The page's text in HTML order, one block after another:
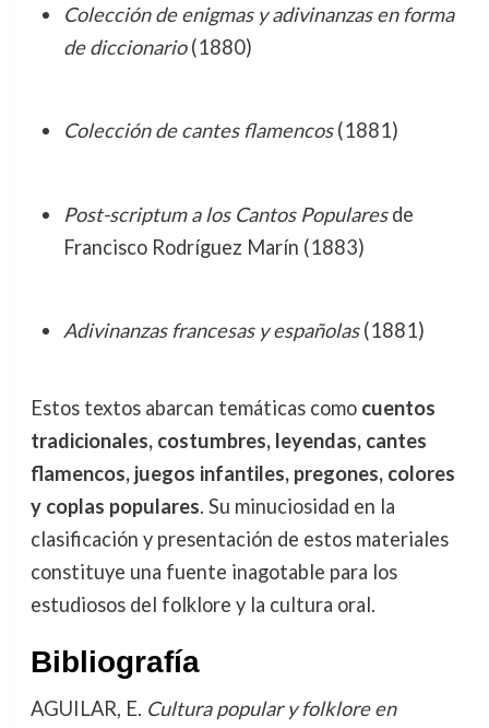
Colección de enigmas y adivinanzas en forma
de diccionario(1880)
Colección de cantes flamencos(1881)
Post-scriptum a los Cantos Popularesde
Francisco Rodríguez Marín (1883)
Adivinanzas francesas y españolas(1881)
Estos textos abarcan temáticas como cuentos
tradicionales, costumbres, leyendas, cantes
flamencos, juegos infantiles, pregones, colores
y coplas populares. Su minuciosidad en la
clasificación y presentación de estos materiales
constituye una fuente inagotable para los
estudiosos del folklore y la cultura oral.
Bibliografía
AGUILAR, E. Cultura popular y folklore en